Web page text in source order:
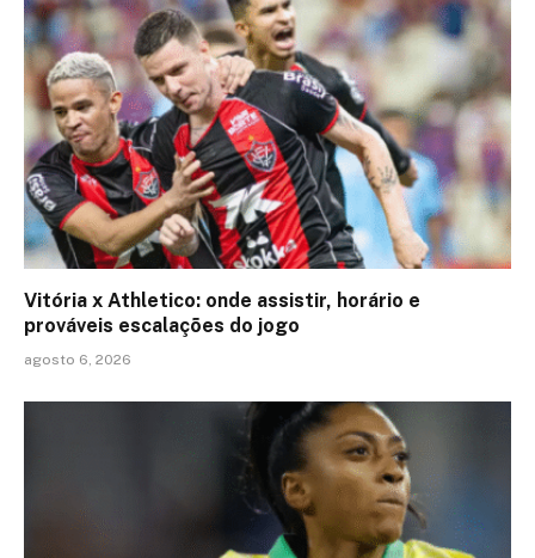
Vitória x Athletico: onde assistir, horário e
prováveis escalações do jogo
agosto 6, 2026